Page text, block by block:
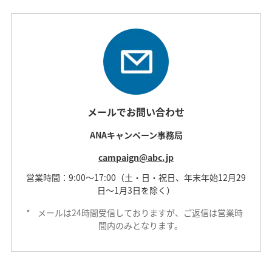
メールでお問い合わせ
ANAキャンペーン事務局
campaign@abc.jp
営業時間：9:00～17:00（土・日・祝日、年末年始12月29
日～1月3日を除く）
*
メールは24時間受信しておりますが、ご返信は営業時
間内のみとなります。